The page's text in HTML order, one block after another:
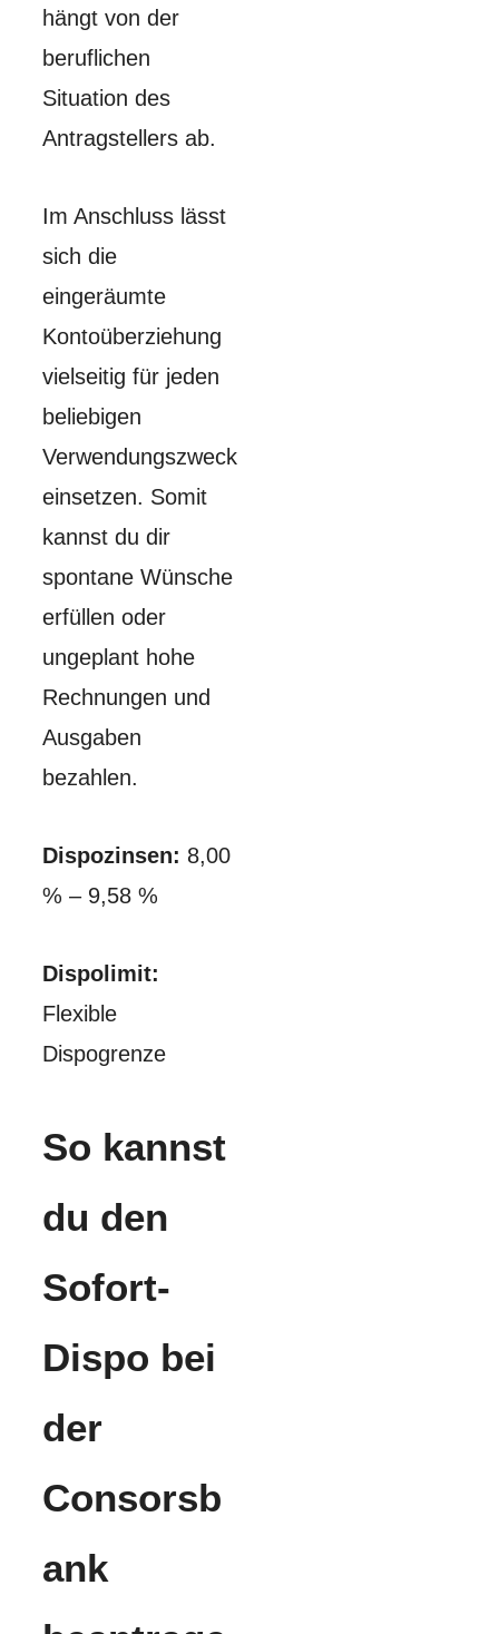
hängt von der
beruflichen
Situation des
Antragstellers ab.
Im Anschluss lässt
sich die
eingeräumte
Kontoüberziehung
vielseitig für jeden
beliebigen
Verwendungszweck
einsetzen. Somit
kannst du dir
spontane Wünsche
erfüllen oder
ungeplant hohe
Rechnungen und
Ausgaben
bezahlen.
Dispozinsen: 8,00
% – 9,58 %
Dispolimit:
Flexible
Dispogrenze
So kannst
du den
Sofort-
Dispo bei
der
Consorsb
ank